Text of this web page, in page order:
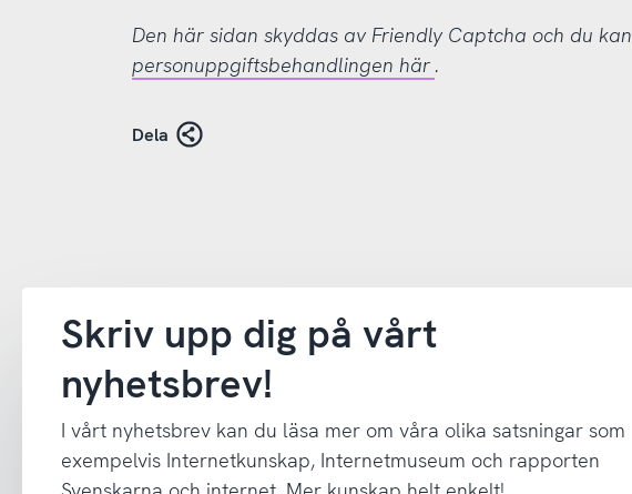
Den här sidan skyddas av Friendly Captcha och du kan
personuppgiftsbehandlingen här .
Dela
Skriv upp dig på vårt
nyhetsbrev!
I vårt nyhetsbrev kan du läsa mer om våra olika satsningar som
exempelvis Internetkunskap, Internetmuseum och rapporten